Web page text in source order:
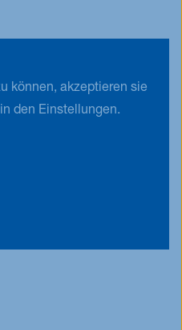
können, akzeptieren sie
den Einstellungen.